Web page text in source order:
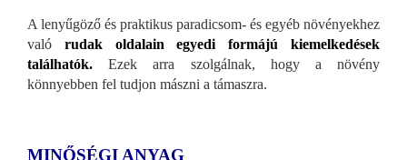
A lenyűgöző és praktikus paradicsom- és egyéb növényekhez
való rudak oldalain
egyedi formájú kiemelkedések
találhatók.
Ezek arra szolgálnak, hogy a növény
könnyebben fel tudjon mászni a támaszra.
MINŐSÉGI ANYAG